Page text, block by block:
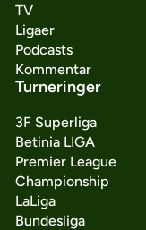
TV
Ligaer
Podcasts
Kommentar
Turneringer
3F Superliga
Betinia LIGA
Premier League
Championship
LaLiga
Bundesliga